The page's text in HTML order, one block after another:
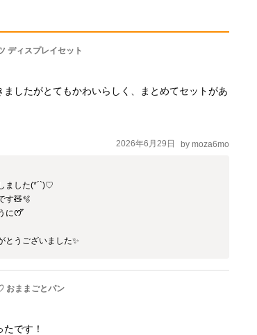
ディスプレイセット
したがとてもかわいらしく、まとめてセットがあ
2026年6月29日 by moza6mo
ました(*´`)♡
す🧸🫧
にꯁꯧ
とうございました✨
おままごとパン
です！